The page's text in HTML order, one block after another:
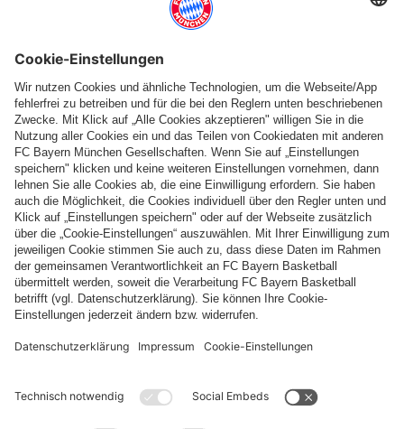
Folge uns
Zahlung & Lieferung
FC Bayern Store App